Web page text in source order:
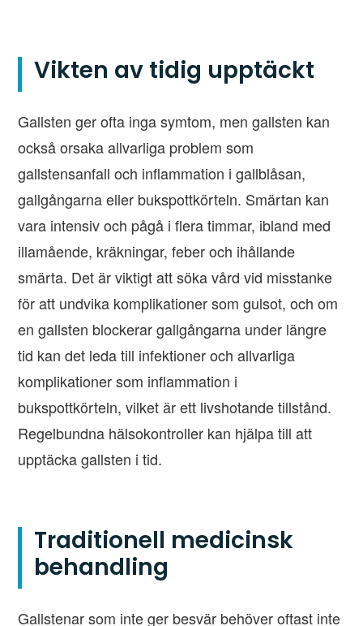
Vikten av tidig upptäckt
Gallsten ger ofta inga symtom, men gallsten kan
också orsaka allvarliga problem som
gallstensanfall och inflammation i gallblåsan,
gallgångarna eller bukspottkörteln. Smärtan kan
vara intensiv och pågå i flera timmar, ibland med
illamående, kräkningar, feber och ihållande
smärta. Det är viktigt att söka vård vid misstanke
för att undvika komplikationer som gulsot, och om
en gallsten blockerar gallgångarna under längre
tid kan det leda till infektioner och allvarliga
komplikationer som inflammation i
bukspottkörteln, vilket är ett livshotande tillstånd.
Regelbundna hälsokontroller kan hjälpa till att
upptäcka gallsten i tid.
Traditionell medicinsk
behandling
Gallstenar som inte ger besvär behöver oftast inte